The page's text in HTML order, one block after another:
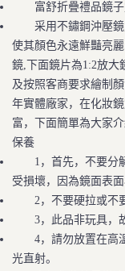
富舒折疊禮品鏡子
采用不鏽鋼沖壓鏡
使其顏色永遠鮮豔亮
鏡,下面鏡片為1:2放大
及按照客商要求繪制
年實體廠家，在化妝
富，下面簡單為大家
保養
1，首先，不要分解
受損壞，因為鏡面表面
2，不要硬拉或不要
3，此品非玩具，故
4，請勿放置在高溫
光直射。